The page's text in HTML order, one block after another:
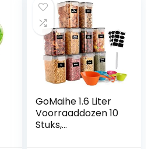
GoMaihe 1.6 Liter
Voorraaddozen 10
Stuks,